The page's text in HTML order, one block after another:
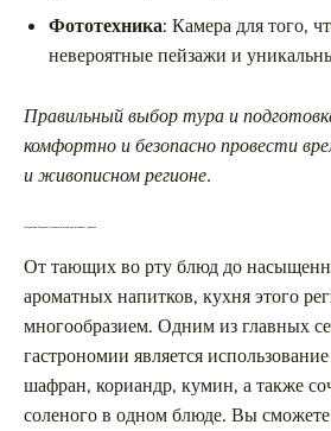
Фототехника: Камера для того,
невероятные пейзажи и
Правильный выбор тура и
комфортно и безопасно провести
и живописном регионе.
Гастрономия Марокко: особенности кухни для истинных гурманов
От тающих во рту блюд до
ароматных напитков, кухня этого
многообразием. Одним из главных
гастрономии является
шафран, кориандр, кумин, а также
соленого в одном блюде. Вы сможете